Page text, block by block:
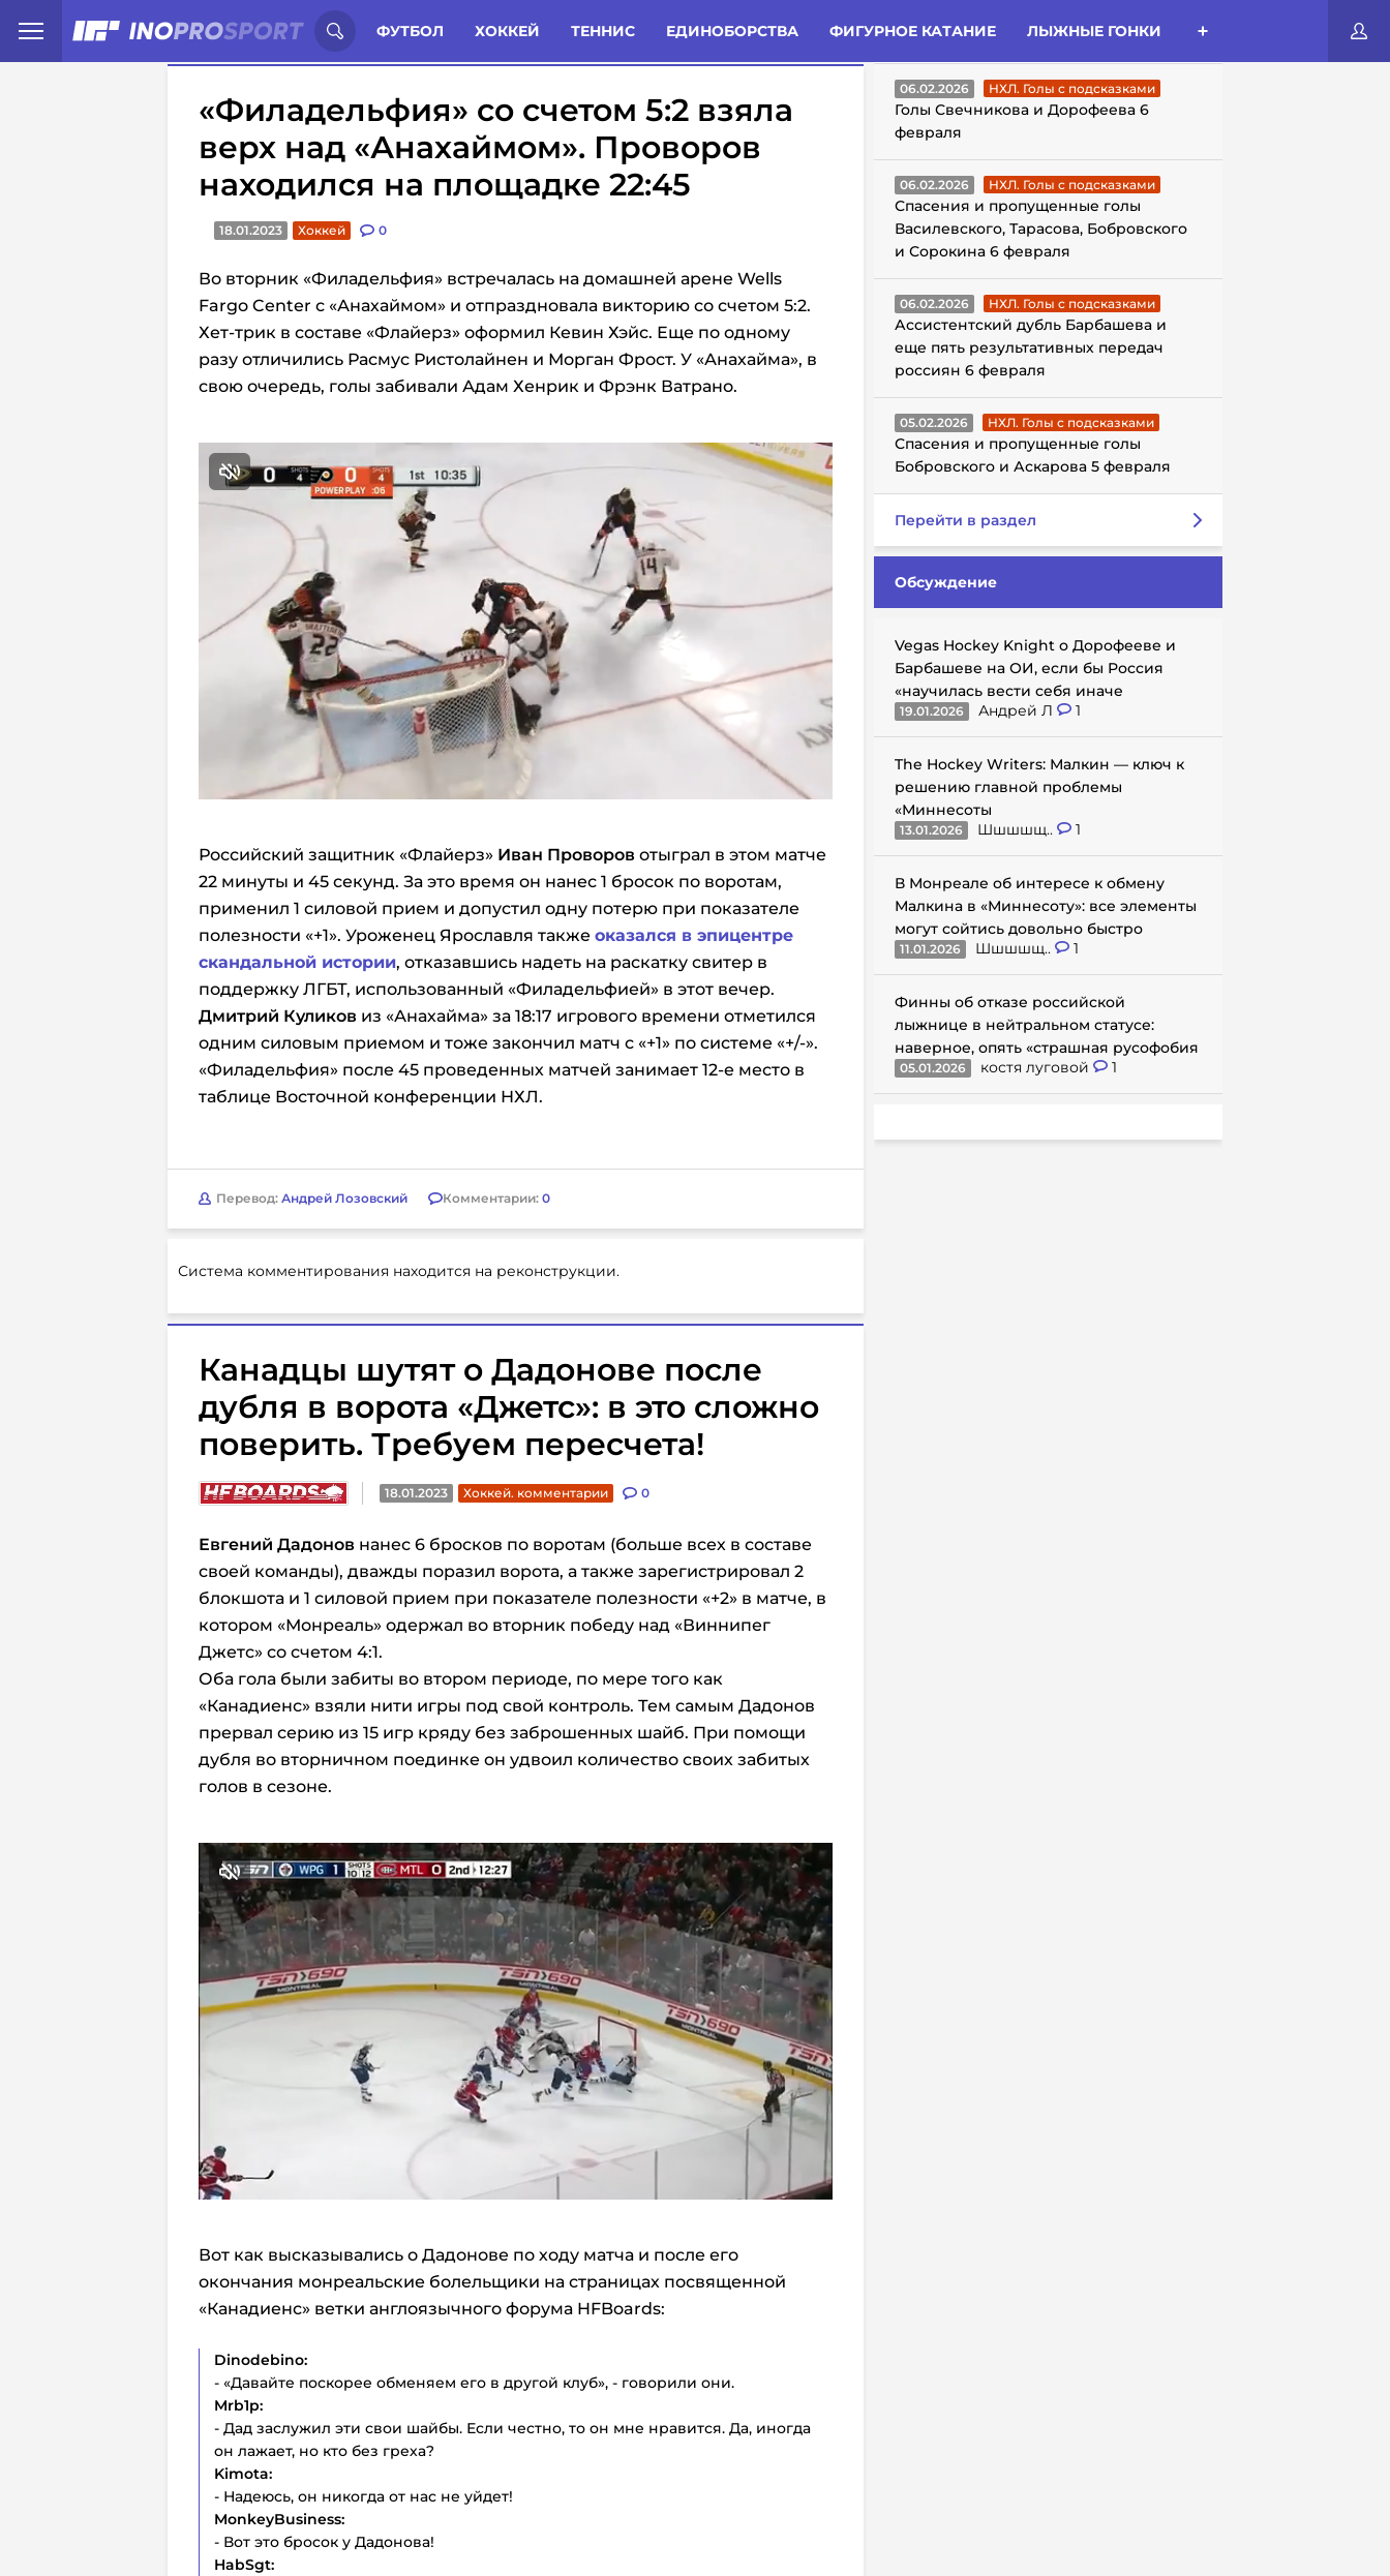
ФУТБОЛ ХОККЕЙ ТЕННИС ЕДИНОБОРСТВА ФИГУРНОЕ КАТАНИЕ ЛЫЖНЫЕ ГОНКИ
Иностранцы о спорте России: Статьи Комменты Новости
«Филадельфия» со счетом 5:2 взяла
верх над «Анахаймом». Проворов
находился на площадке 22:45
18.01.2023 Хоккей 0
Во вторник «Филадельфия» встречалась на домашней арене Wells
Fargo Center с «Анахаймом» и отпраздновала викторию со счетом 5:2.
Хет-трик в составе «Флайерз» оформил Кевин Хэйс. Еще по одному
разу отличились Расмус Ристолайнен и Морган Фрост. У «Анахайма», в
свою очередь, голы забивали Адам Хенрик и Фрэнк Ватрано.
Российский защитник «Флайерз» Иван Проворов отыграл в этом матче
22 минуты и 45 секунд. За это время он нанес 1 бросок по воротам,
применил 1 силовой прием и допустил одну потерю при показателе
полезности «+1». Уроженец Ярославля также оказался в эпицентре
скандальной истории, отказавшись надеть на раскатку свитер в
поддержку ЛГБТ, использованный «Филадельфией» в этот вечер.
Дмитрий Куликов из «Анахайма» за 18:17 игрового времени отметился
одним силовым приемом и тоже закончил матч с «+1» по системе «+/-».
«Филадельфия» после 45 проведенных матчей занимает 12-е место в
таблице Восточной конференции НХЛ.
Перевод: Андрей Лозовский Комментарии: 0
Система комментирования находится на реконструкции.
Канадцы шутят о Дадонове после
дубля в ворота «Джетс»: в это сложно
поверить. Требуем пересчета!
18.01.2023 Хоккей. комментарии 0
Евгений Дадонов нанес 6 бросков по воротам (больше всех в составе
своей команды), дважды поразил ворота, а также зарегистрировал 2
блокшота и 1 силовой прием при показателе полезности «+2» в матче, в
котором «Монреаль» одержал во вторник победу над «Виннипег
Джетс» со счетом 4:1.
Оба гола были забиты во втором периоде, по мере того как
«Канадиенс» взяли нити игры под свой контроль. Тем самым Дадонов
прервал серию из 15 игр кряду без заброшенных шайб. При помощи
дубля во вторничном поединке он удвоил количество своих забитых
голов в сезоне.
Вот как высказывались о Дадонове по ходу матча и после его
окончания монреальские болельщики на страницах посвященной
«Канадиенс» ветки англоязычного форума HFBoards:
Dinodebino:
- «Давайте поскорее обменяем его в другой клуб», - говорили они.
Mrb1p:
- Дад заслужил эти свои шайбы. Если честно, то он мне нравится. Да, иногда
он лажает, но кто без греха?
Kimota:
- Надеюсь, он никогда от нас не уйдет!
MonkeyBusiness:
- Вот это бросок у Дадонова!
HabSgt:
ГОЛЫ С ПОДСКАЗКАМИ
06.02.2026 НХЛ. Голы с подсказками
Голы Свечникова и Дорофеева 6
февраля
06.02.2026 НХЛ. Голы с подсказками
Спасения и пропущенные голы
Василевского, Тарасова, Бобровского
и Сорокина 6 февраля
06.02.2026 НХЛ. Голы с подсказками
Ассистентский дубль Барбашева и
еще пять результативных передач
россиян 6 февраля
05.02.2026 НХЛ. Голы с подсказками
Спасения и пропущенные голы
Бобровского и Аскарова 5 февраля
Перейти в раздел
Обсуждение
Vegas Hockey Knight о Дорофееве и
Барбашеве на ОИ, если бы Россия
«научилась вести себя иначе
19.01.2026 Андрей Л 1
The Hockey Writers: Малкин — ключ к
решению главной проблемы
«Миннесоты
13.01.2026 Шшшшщ.. 1
В Монреале об интересе к обмену
Малкина в «Миннесоту»: все элементы
могут сойтись довольно быстро
11.01.2026 Шшшшщ.. 1
Финны об отказе российской
лыжнице в нейтральном статусе:
наверное, опять «страшная русофобия
05.01.2026 костя луговой 1